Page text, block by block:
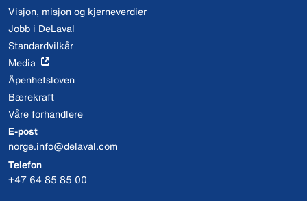
Visjon, misjon og kjerneverdier
Jobb i DeLaval
Standardvilkår
Media
Åpenhetsloven
Bærekraft
Våre forhandlere
E-post
norge.info@delaval.com
Telefon
+47 64 85 85 00